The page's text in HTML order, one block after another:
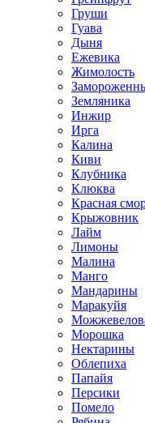
Груши
Гуава
Дыня
Ежевика
Жимолость
Земляника
Инжир
Ирга
Калина
Киви
Клубника
Клюква
Красная
Крыжовник
Лайм
Лимоны
Малина
Манго
Мандарины
Маракуйя
Морошка
Нектарины
Облепиха
Папайя
Персики
Помело